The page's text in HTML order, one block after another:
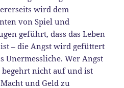
wird dem
von Spiel und
geführt, dass das Leben
– die Angst wird gefüttert
Unermessliche. Wer Angst
nicht auf und ist
und Geld zu